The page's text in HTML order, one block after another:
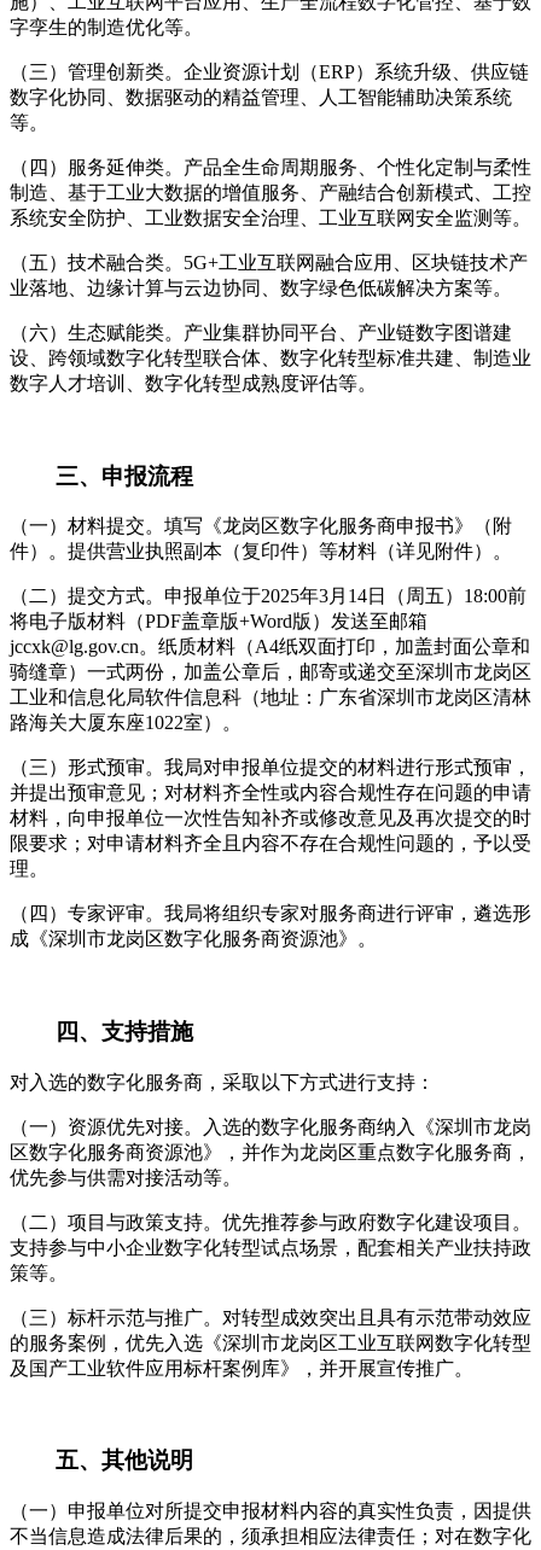
字孪生的制造优化等。
（三）管理创新类。企业资源计划（ERP）系统升级、供应链
数字化协同、数据驱动的精益管理、人工智能辅助决策系统
等。
（四）服务延伸类。产品全生命周期服务、个性化定制与柔性
制造、基于工业大数据的增值服务、产融结合创新模式、工控
系统安全防护、工业数据安全治理、工业互联网安全监测等。
（五）技术融合类。5G+工业互联网融合应用、区块链技术产
业落地、边缘计算与云边协同、数字绿色低碳解决方案等。
（六）生态赋能类。产业集群协同平台、产业链数字图谱建
设、跨领域数字化转型联合体、数字化转型标准共建、制造业
数字人才培训、数字化转型成熟度评估等。
三、申报流程
（一）材料提交。填写《龙岗区数字化服务商申报书》（附
件）。提供营业执照副本（复印件）等材料（详见附件）。
（二）提交方式。申报单位于2025年3月14日（周五）18:00前
将电子版材料（PDF盖章版+Word版）发送至邮箱
jccxk@lg.gov.cn。纸质材料（A4纸双面打印，加盖封面公章和
骑缝章）一式两份，加盖公章后，邮寄或递交至深圳市龙岗区
工业和信息化局软件信息科（地址：广东省深圳市龙岗区清林
路海关大厦东座1022室）。
（三）形式预审。我局对申报单位提交的材料进行形式预审，
并提出预审意见；对材料齐全性或内容合规性存在问题的申请
材料，向申报单位一次性告知补齐或修改意见及再次提交的时
限要求；对申请材料齐全且内容不存在合规性问题的，予以受
理。
（四）专家评审。我局将组织专家对服务商进行评审，遴选形
成《深圳市龙岗区数字化服务商资源池》。
四、支持措施
对入选的数字化服务商，采取以下方式进行支持：
（一）资源优先对接。入选的数字化服务商纳入《深圳市龙岗
区数字化服务商资源池》，并作为龙岗区重点数字化服务商，
优先参与供需对接活动等。
（二）项目与政策支持。优先推荐参与政府数字化建设项目。
支持参与中小企业数字化转型试点场景，配套相关产业扶持政
策等。
（三）标杆示范与推广。对转型成效突出且具有示范带动效应
的服务案例，优先入选《深圳市龙岗区工业互联网数字化转型
及国产工业软件应用标杆案例库》，并开展宣传推广。
五、其他说明
（一）申报单位对所提交申报材料内容的真实性负责，因提供
不当信息造成法律后果的，须承担相应法律责任；对在数字化